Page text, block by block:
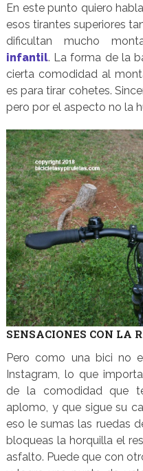
En este punto quiero
esos tirantes superiores
dificultan mucho
infantil. La forma de la
cierta comodidad al
es para tirar cohetes.
pero por el aspecto no la
SENSACIONES CON LA
Pero como una bici no
Instagram, lo que
de la comodidad que
aplomo, y que sigue su
eso le sumas las ruedas
bloqueas la horquilla el
asfalto. Puede que con